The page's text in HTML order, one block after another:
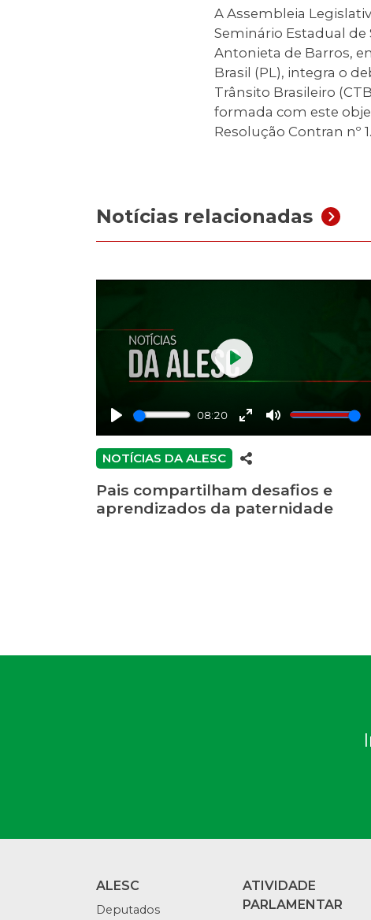
A Assembleia
Seminário Estadual de
Antonieta de Barros,
Brasil (PL), integra o
Trânsito Brasileiro
formada com este
Resolução Contran nº
Notícias relacionadas
Play
08:20
Enter
fullscreen
Mute
Play
NOTÍCIAS DA ALESC
Pais compartilham desafios e
aprendizados da paternidade
ALESC
Deputados
ATIVIDADE
PARLAMENTAR